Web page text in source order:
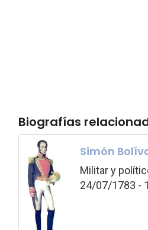
Biografías
Simón
Militar y
24/07/1783 -